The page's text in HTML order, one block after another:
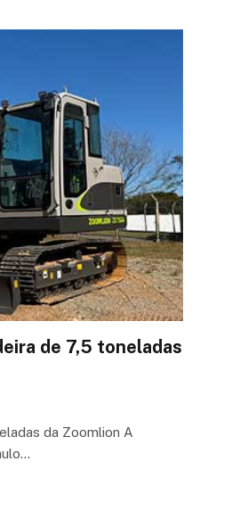
de 7,5 toneladas
da Zoomlion A